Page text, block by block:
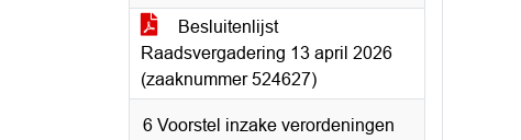
Besluitenlijst
Raadsvergadering 13 april 2026
(zaaknummer 524627)
6 Voorstel inzake verordeningen